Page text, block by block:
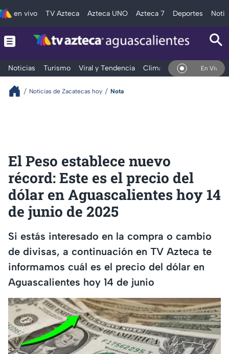
en vivo TV Azteca Azteca UNO Azteca 7 Deportes
Noticias Turismo Viral y Tendencia Clima Deportes En Vivo
Noticias de Zacatecas hoy Nota
El Peso establece nuevo
récord: Este es el precio del
dólar en Aguascalientes hoy 14
de junio de 2025
Si estás interesado en la compra o cambio
de divisas, a continuación en TV Azteca te
informamos cuál es el precio del dólar en
Aguascalientes hoy 14 de junio